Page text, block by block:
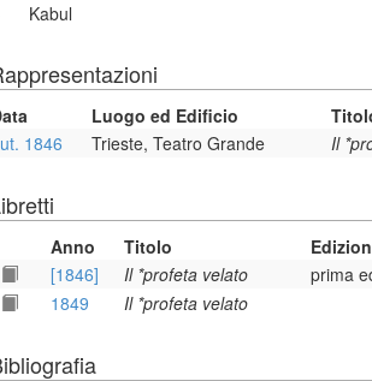
Kabul
Luogo ed Edificio
1846
Trieste, Teatro Grande Il
Anno Titolo
[1846]
Il *profeta velato
prima
1849
Il *profeta velato